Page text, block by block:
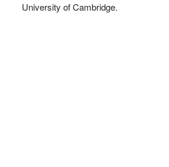
University of Cambridge.